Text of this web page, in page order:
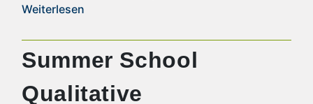
Weiterlesen
Summer School
Qualitative